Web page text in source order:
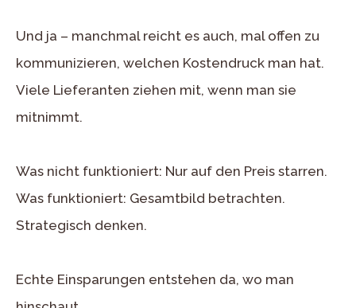
Und ja – manchmal reicht es auch, mal offen zu
kommunizieren, welchen Kostendruck man hat.
Viele Lieferanten ziehen mit, wenn man sie
mitnimmt.
Was nicht funktioniert: Nur auf den Preis starren.
Was funktioniert: Gesamtbild betrachten.
Strategisch denken.
Echte Einsparungen entstehen da, wo man